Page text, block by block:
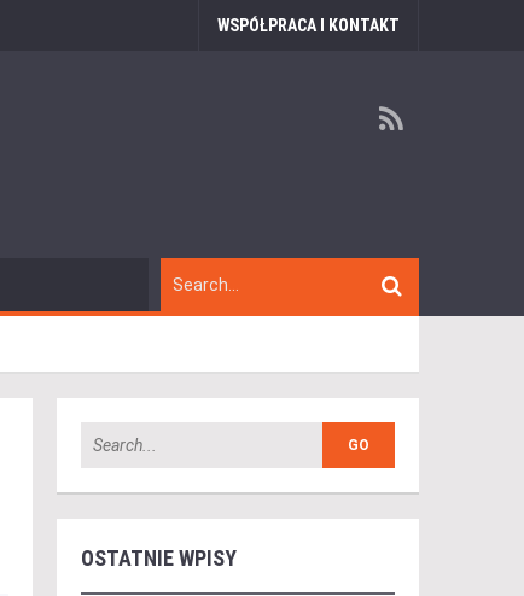
WSPÓŁPRACA I KONTAKT
OSTATNIE WPISY